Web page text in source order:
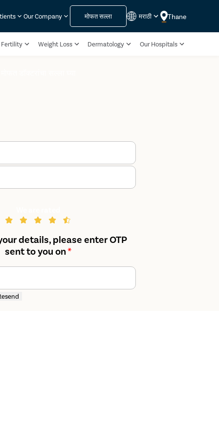
Our Company मोफत सल्ला मराठी Thane
Fertility Weight Loss Dermatology Our Hospitals
details, please enter OTP
sent to you on*